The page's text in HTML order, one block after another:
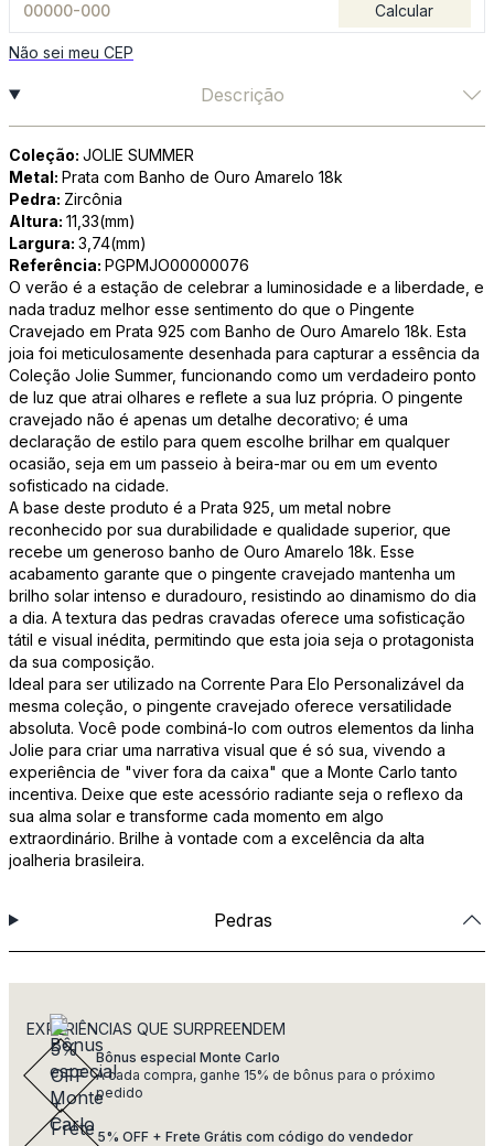
Calcular
Não sei meu CEP
Descrição
Coleção: JOLIE SUMMER
Metal: Prata com Banho de Ouro Amarelo 18k
Pedra: Zircônia
Altura: 11,33(mm)
Largura: 3,74(mm)
Referência: PGPMJO00000076
O verão é a estação de celebrar a luminosidade e a liberdade, e
nada traduz melhor esse sentimento do que o Pingente
Cravejado em Prata 925 com Banho de Ouro Amarelo 18k. Esta
joia foi meticulosamente desenhada para capturar a essência da
Coleção Jolie Summer, funcionando como um verdadeiro ponto
de luz que atrai olhares e reflete a sua luz própria. O pingente
cravejado não é apenas um detalhe decorativo; é uma
declaração de estilo para quem escolhe brilhar em qualquer
ocasião, seja em um passeio à beira-mar ou em um evento
sofisticado na cidade.
A base deste produto é a Prata 925, um metal nobre
reconhecido por sua durabilidade e qualidade superior, que
recebe um generoso banho de Ouro Amarelo 18k. Esse
acabamento garante que o pingente cravejado mantenha um
brilho solar intenso e duradouro, resistindo ao dinamismo do dia
a dia. A textura das pedras cravadas oferece uma sofisticação
tátil e visual inédita, permitindo que esta joia seja o protagonista
da sua composição.
Ideal para ser utilizado na Corrente Para Elo Personalizável da
mesma coleção, o pingente cravejado oferece versatilidade
absoluta. Você pode combiná-lo com outros elementos da linha
Jolie para criar uma narrativa visual que é só sua, vivendo a
experiência de "viver fora da caixa" que a Monte Carlo tanto
incentiva. Deixe que este acessório radiante seja o reflexo da
sua alma solar e transforme cada momento em algo
extraordinário. Brilhe à vontade com a excelência da alta
joalheria brasileira.
Pedras
EXPERIÊNCIAS QUE SURPREENDEM
Bônus especial Monte Carlo
A cada compra, ganhe 15% de bônus para o próximo
pedido
5% OFF + Frete Grátis com código do vendedor